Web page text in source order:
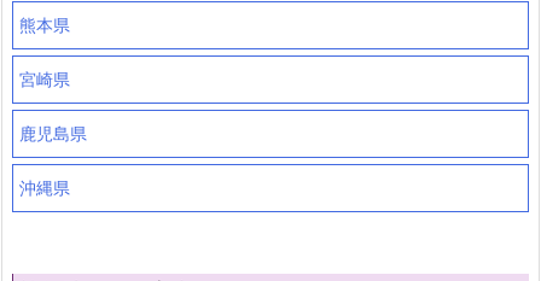
熊本県
宮崎県
鹿児島県
沖縄県